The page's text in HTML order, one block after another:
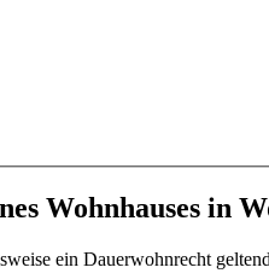
Wohnhauses in
ein Dauerwohnrecht